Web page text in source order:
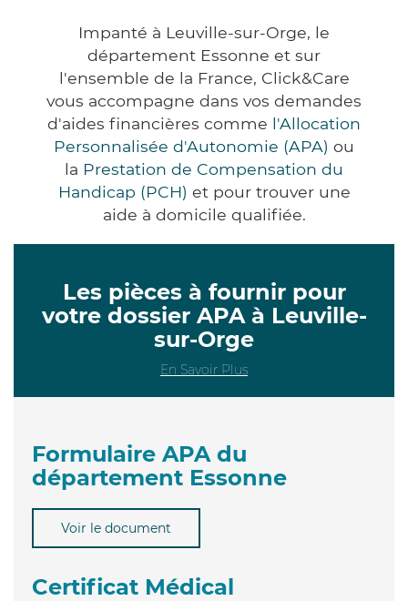
Impanté à Leuville-sur-Orge, le
département Essonne et sur
l'ensemble de la France, Click&Care
vous accompagne dans vos demandes
d'aides financières comme l'Allocation
Personnalisée d'Autonomie (APA) ou
la Prestation de Compensation du
Handicap (PCH) et pour trouver une
aide à domicile qualifiée.
Les pièces à fournir pour
votre dossier APA à Leuville-
sur-Orge
En Savoir Plus
Formulaire APA du
département Essonne
Voir le document
Certificat Médical